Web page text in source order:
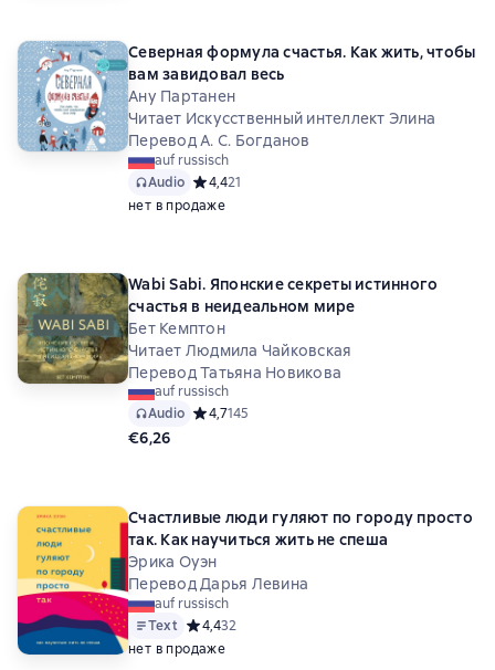
Северная формула счастья. Как жить, чтобы
вам завидовал весь
Ану Партанен
Читает Искусственный интеллект Элина
Перевод А. С. Богданов
auf russisch
Audio Средний рейтинг 4,4 на основе 21 оценок
4,421
нет в продаже
Wabi Sabi. Японские секреты истинного
счастья в неидеальном мире
Бет Кемптон
Читает Людмила Чайковская
Перевод Татьяна Новикова
auf russisch
Audio Средний рейтинг 4,7 на основе 145 оценок
4,7145
€6,26
Счастливые люди гуляют по городу просто
так. Как научиться жить не спеша
Эрика Оуэн
Перевод Дарья Левина
auf russisch
Text Средний рейтинг 4,4 на основе 32 оценок
4,432
нет в продаже